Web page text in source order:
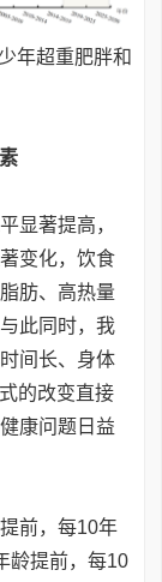
年超重肥胖和
显著提高，
变化，饮食
肪、高热量
此同时，我
间长、身体
的改变直接
康问题日益
前，每10年
龄提前，每10